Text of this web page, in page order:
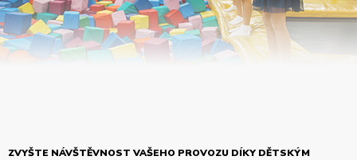
ZVYŠTE NÁVŠTĚVNOST VAŠEHO PROVOZU DÍKY DĚTSKÝM